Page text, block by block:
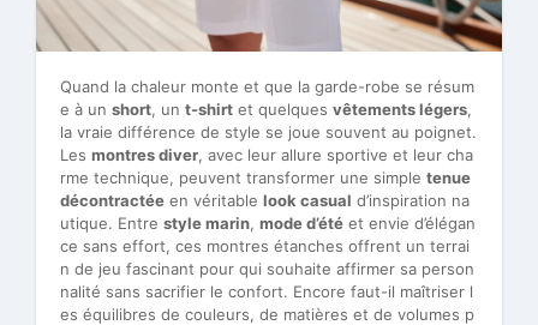
Quand la chaleur monte et que la garde-robe se résum
e à un short, un t-shirt et quelques vêtements légers,
la vraie différence de style se joue souvent au poignet.
Les montres diver, avec leur allure sportive et leur cha
rme technique, peuvent transformer une simple tenue
décontractée en véritable look casual d’inspiration na
utique. Entre style marin, mode d’été et envie d’élégan
ce sans effort, ces montres étanches offrent un terrai
n de jeu fascinant pour qui souhaite affirmer sa person
nalité sans sacrifier le confort. Encore faut-il maîtriser l
es équilibres de couleurs, de matières et de volumes p